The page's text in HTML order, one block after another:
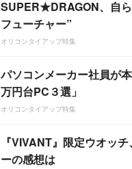
SUPER★DRAGON、自
フューチャー”
オリコンタイアップ特集
パソコンメーカー社員が
万円台PC３選」
オリコンタイアップ特集
『VIVANT』限定ウオッ
ーの感想は